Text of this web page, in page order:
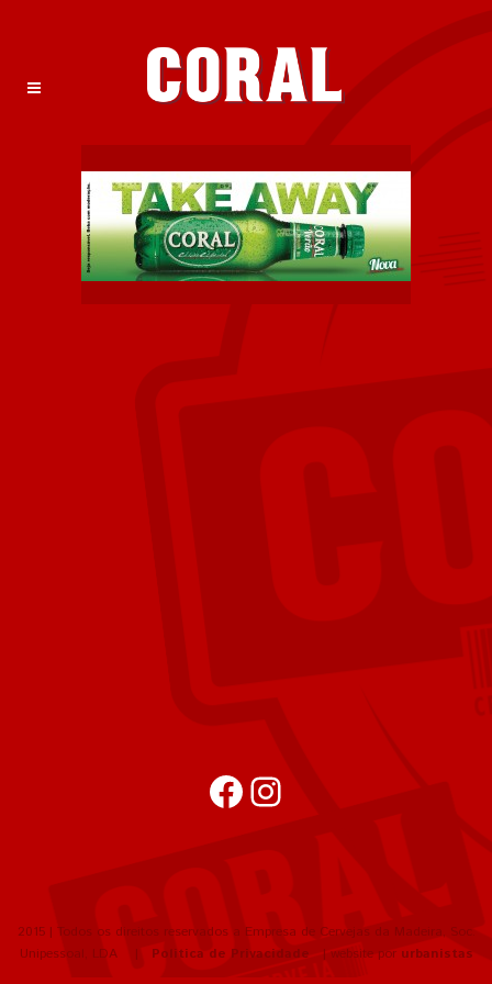
FacebookInstagram
2015 | Todos os direitos reservados a Empresa de Cervejas da Madeira, Soc.
Unipessoal, LDA | Política de Privacidade | website por urbanistas